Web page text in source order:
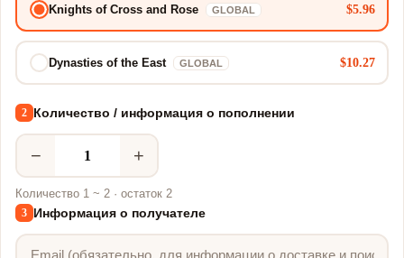
Knights of Cross and Rose GLOBAL $5.96
Dynasties of the East GLOBAL $10.27
2 Количество / информация о пополнении
− +
Количество 1 ~ 2 · остаток 2
3 Информация о получателе